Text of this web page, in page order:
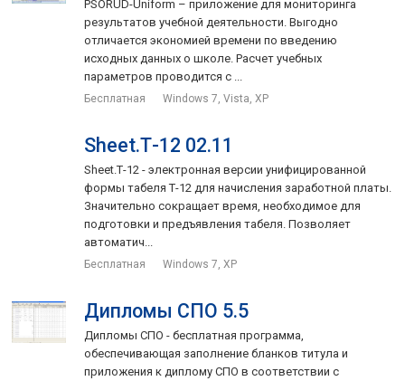
PSORUD-Uniform – приложение для мониторинга
результатов учебной деятельности. Выгодно
отличается экономией времени по введению
исходных данных о школе. Расчет учебных
параметров проводится с ...
Бесплатная Windows 7, Vista, XP
Sheet.Т-12 02.11
Sheet.Т-12 - электронная версии унифицированной
формы табеля Т-12 для начисления заработной платы.
Значительно сокращает время, необходимое для
подготовки и предъявления табеля. Позволяет
автоматич...
Бесплатная Windows 7, XP
Дипломы СПО 5.5
Дипломы СПО - бесплатная программа,
обеспечивающая заполнение бланков титула и
приложения к диплому СПО в соответствии с